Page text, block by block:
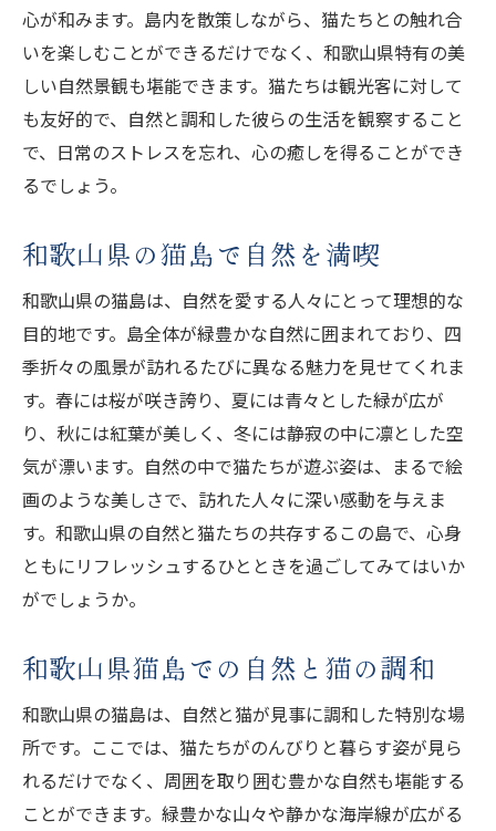
心が和みます。島内を散策しながら、猫たちとの触れ合
いを楽しむことができるだけでなく、和歌山県特有の美
しい自然景観も堪能できます。猫たちは観光客に対して
も友好的で、自然と調和した彼らの生活を観察すること
で、日常のストレスを忘れ、心の癒しを得ることができ
るでしょう。
和歌山県の猫島で自然を満喫
和歌山県の猫島は、自然を愛する人々にとって理想的な
目的地です。島全体が緑豊かな自然に囲まれており、四
季折々の風景が訪れるたびに異なる魅力を見せてくれま
す。春には桜が咲き誇り、夏には青々とした緑が広が
り、秋には紅葉が美しく、冬には静寂の中に凛とした空
気が漂います。自然の中で猫たちが遊ぶ姿は、まるで絵
画のような美しさで、訪れた人々に深い感動を与えま
す。和歌山県の自然と猫たちの共存するこの島で、心身
ともにリフレッシュするひとときを過ごしてみてはいか
がでしょうか。
和歌山県猫島での自然と猫の調和
和歌山県の猫島は、自然と猫が見事に調和した特別な場
所です。ここでは、猫たちがのんびりと暮らす姿が見ら
れるだけでなく、周囲を取り囲む豊かな自然も堪能する
ことができます。緑豊かな山々や静かな海岸線が広がる